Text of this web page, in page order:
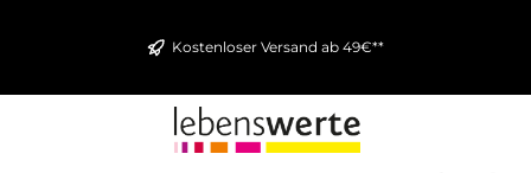
Kostenloser Versand ab 49€**